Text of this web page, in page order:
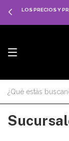
LOS PRECIOS Y